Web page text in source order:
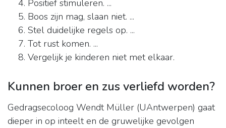
Positief stimuleren. ...
Boos zijn mag, slaan niet. ...
Stel duidelijke regels op. ...
Tot rust komen. ...
Vergelijk je kinderen niet met elkaar.
Kunnen broer en zus verliefd worden?
Gedragsecoloog Wendt Müller (UAntwerpen) gaat
dieper in op inteelt en de gruwelijke gevolgen